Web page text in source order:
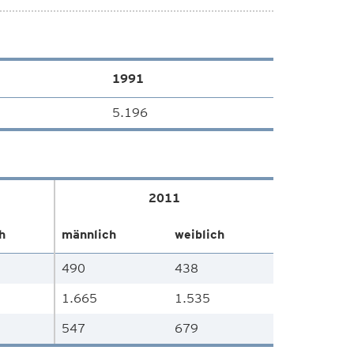
1991
5.196
2011
männlich weiblich
490
438
1.665
1.535
547
679